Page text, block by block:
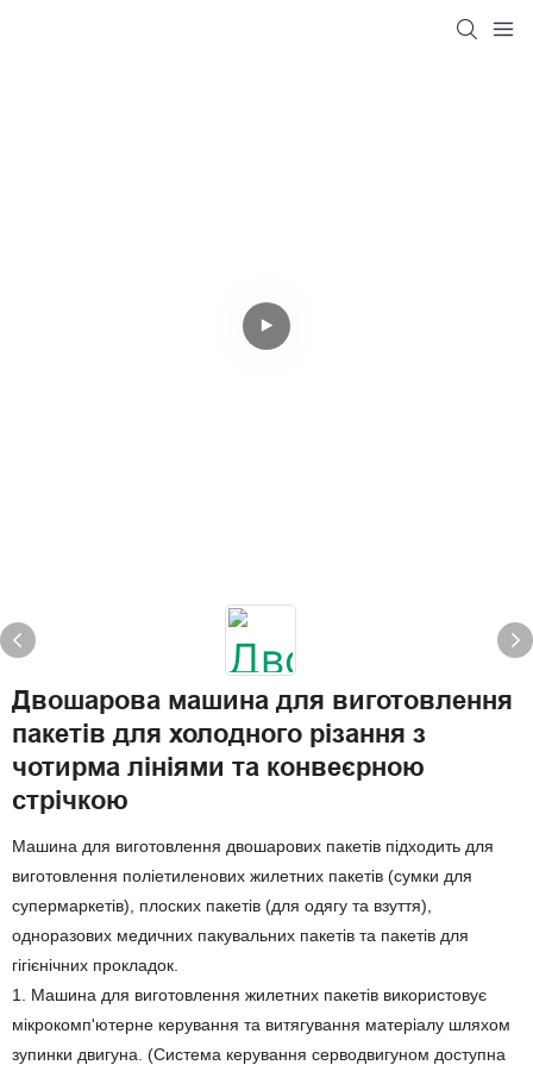
Двошарова машина для виготовлення
пакетів для холодного різання з
чотирма лініями та конвеєрною
стрічкою
Машина для виготовлення двошарових пакетів підходить для
виготовлення поліетиленових жилетних пакетів (сумки для
супермаркетів), плоских пакетів (для одягу та взуття),
одноразових медичних пакувальних пакетів та пакетів для
гігієнічних прокладок.
1. Машина для виготовлення жилетних пакетів використовує
мікрокомп'ютерне керування та витягування матеріалу шляхом
зупинки двигуна. (Система керування серводвигуном доступна